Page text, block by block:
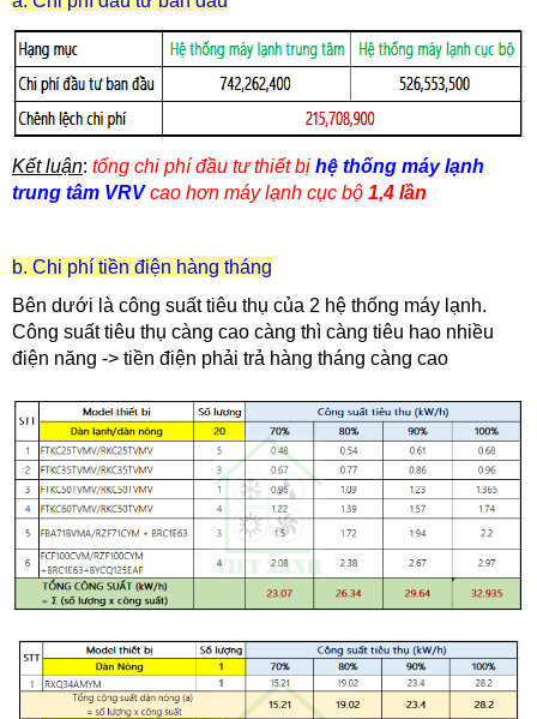
Kết luận: tổng chi phí đầu tư thiết bị hệ thống máy lạnh
trung tâm VRVcao hơn máy lạnh cục bộ 1,4 lần
b. Chi phí tiền điện hàng tháng
Bên dưới là công suất tiêu thụ của 2 hệ thống máy lạnh.
Công suất tiêu thụ càng cao càng thì càng tiêu hao nhiều
điện năng -> tiền điện phải trả hàng tháng càng cao